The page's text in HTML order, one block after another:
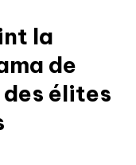
la
de
élites